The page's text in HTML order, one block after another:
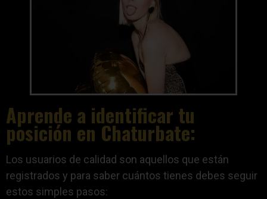
Aprende a identificar tu
posición en Chaturbate:
Los usuarios de calidad son aquellos que están
registrados y para saber cuántos tienes debes seguir
estos simples pasos: